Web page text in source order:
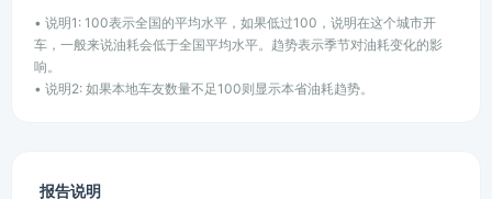
• 说明1: 100表示全国的平均水平，如果低过100，说明在这个城市开
车，一般来说油耗会低于全国平均水平。趋势表示季节对油耗变化的影
响。
• 说明2: 如果本地车友数量不足100则显示本省油耗趋势。
报告说明